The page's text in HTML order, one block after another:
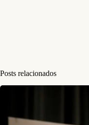
Posts relacionados